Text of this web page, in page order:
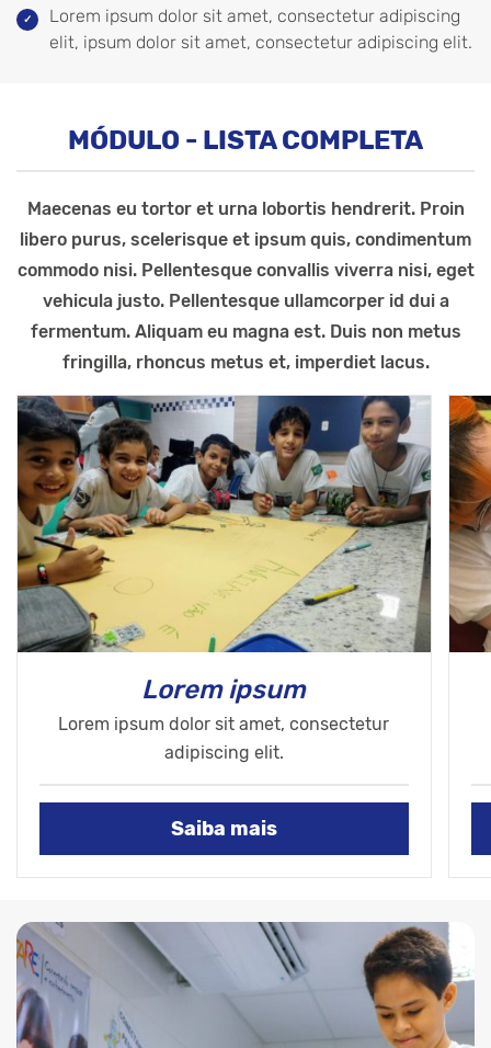
Lorem ipsum dolor sit amet, consectetur adipiscing
elit, ipsum dolor sit amet, consectetur adipiscing elit.
MÓDULO - LISTA COMPLETA
Maecenas eu tortor et urna lobortis hendrerit. Proin
libero purus, scelerisque et ipsum quis, condimentum
commodo nisi. Pellentesque convallis viverra nisi, eget
vehicula justo. Pellentesque ullamcorper id dui a
fermentum. Aliquam eu magna est. Duis non metus
fringilla, rhoncus metus et, imperdiet lacus.
Lorem ipsum
Lorem ipsum dolor sit amet, consectetur
adipiscing elit.
Saiba mais